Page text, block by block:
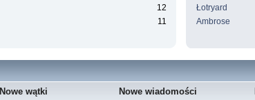
12
11
Łotryard
Ambrose
Nowe wątki Nowe wiadomości